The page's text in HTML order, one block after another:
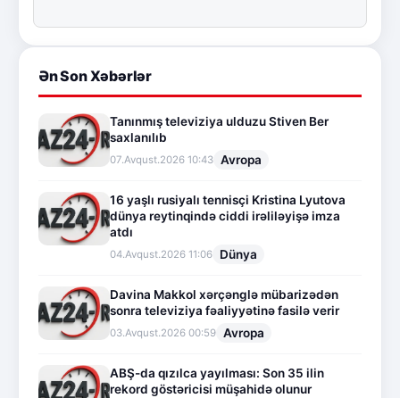
Ən Son Xəbərlər
Tanınmış televiziya ulduzu Stiven Ber
saxlanılıb
07.Avqust.2026 10:43 Avropa
16 yaşlı rusiyalı tennisçi Kristina Lyutova
dünya reytinqində ciddi irəliləyişə imza
atdı
04.Avqust.2026 11:06 Dünya
Davina Makkol xərçənglə mübarizədən
sonra televiziya fəaliyyətinə fasilə verir
03.Avqust.2026 00:59 Avropa
ABŞ-da qızılca yayılması: Son 35 ilin
rekord göstəricisi müşahidə olunur